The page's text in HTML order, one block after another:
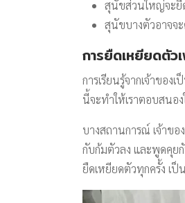
สุนัขส่วนใหญ่จะยื
สุนัขบางตัวอาจจะ
การยืดเหยียดตัว
การเรียนรู้จากเจ้าขอ
นี้จะทำให้เราตอบสนอ
บางสถานการณ์ เจ้าข
กับก้มตัวลง และพูดคุย
ยืดเหยียดตัวทุกครั้ง เป็